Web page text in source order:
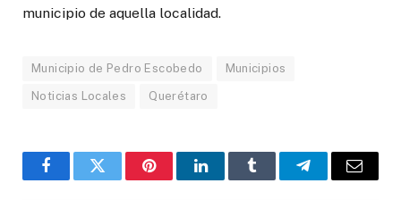
municipio de aquella localidad.
Municipio de Pedro Escobedo Municipios
Noticias Locales Querétaro
FacebookTwitter PinterestLinkedInTumblr TelegramEmail